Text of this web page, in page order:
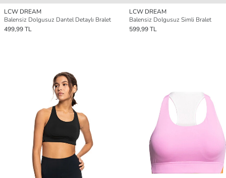
LCW DREAM
Balensiz Dolgusuz Dantel Detaylı Bralet
499,99 TL
LCW DREAM
Balensiz Dolgusuz Simli Bralet
599,99 TL